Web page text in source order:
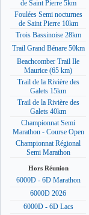
de Saint Pierre 5km
Foulées Semi nocturnes
de Saint Pierre 10km
Trois Bassinoise 28km
Trail Grand Bénare 50km
Beachcomber Trail Ile
Maurice (65 km)
Trail de la Rivière des
Galets 15km
Trail de la Rivière des
Galets 40km
Championnat Semi
Marathon - Course Open
Championnat Régional
Semi Marathon
Hors Réunion
6000D - 6D Marathon
6000D 2026
6000D - 6D Lacs